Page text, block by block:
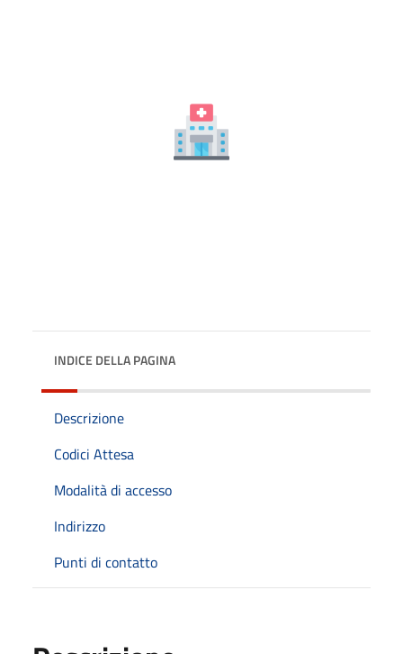
INDICE DELLA PAGINA
Descrizione
Codici Attesa
Modalità di accesso
Indirizzo
Punti di contatto